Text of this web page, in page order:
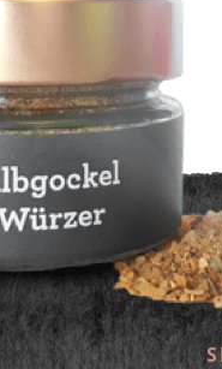
* Alle Preise